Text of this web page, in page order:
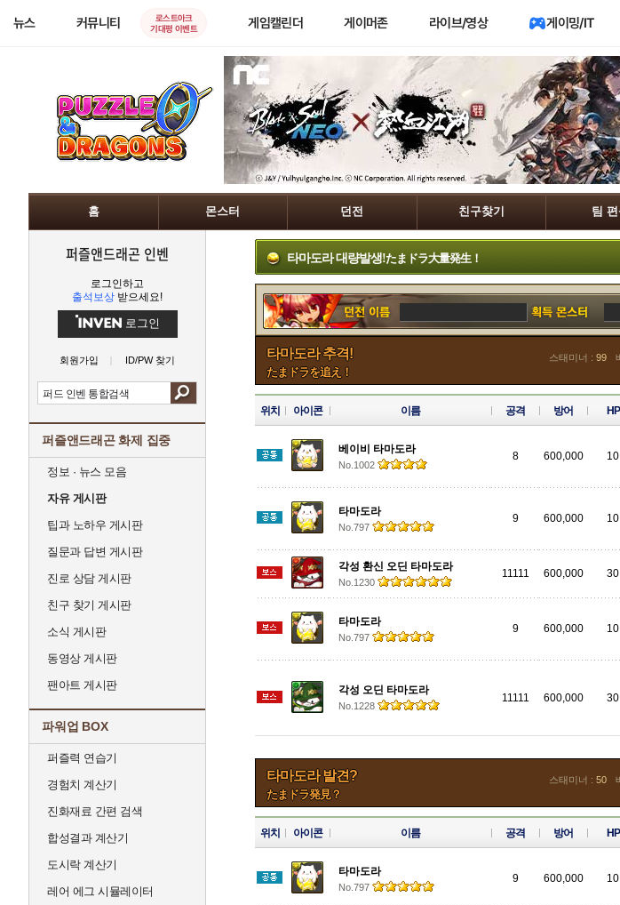
뉴스 커뮤니티
로스트아크
기대평 이벤트
게임캘린더 게이머존 라이브/영상 게이밍/IT
홈 몬스터 던전 친구찾기 팀 편
퍼즐앤드래곤 인벤
로그인하고
출석보상 받으세요!
로그인
회원가입 ID/PW 찾기
퍼즐앤드래곤 화제 집중
정보 · 뉴스 모음
자유 게시판
팁과 노하우 게시판
질문과 답변 게시판
진로 상담 게시판
친구 찾기 게시판
소식 게시판
동영상 게시판
팬아트 게시판
파워업 BOX
퍼즐력 연습기
경험치 계산기
진화재료 간편 검색
합성결과 계산기
도시락 계산기
레어 에그 시뮬레이터
타마도라 대량발생!たまドラ大量発生！
타마도라 추격!
たまドラを追え！
스태미너 : 99
위치 아이콘 이름 공격 방어 HP
베이비 타마도라
No.1002
8 600,000 10
타마도라
No.797
9 600,000 10
각성 환신 오딘 타마도라
No.1230
11111 600,000 30
타마도라
No.797
9 600,000 10
각성 오딘 타마도라
No.1228
11111 600,000 30
타마도라 발견?
たまドラ発見？
스태미너 : 50
위치 아이콘 이름 공격 방어 HP
타마도라
No.797
9 600,000 10